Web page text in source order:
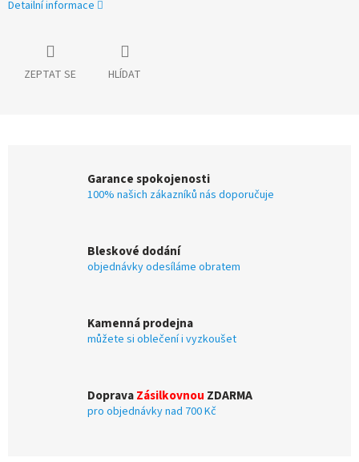
Detailní informace
ZEPTAT SE HLÍDAT
Garance spokojenosti
100% našich zákazníků nás doporučuje
Bleskové dodání
objednávky odesíláme obratem
Kamenná prodejna
můžete si oblečení i vyzkoušet
DopravaZásilkovnou ZDARMA
pro objednávky nad 700 Kč